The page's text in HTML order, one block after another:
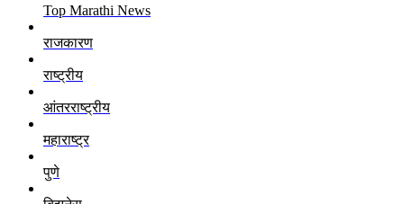
Top Marathi News
राजकारण
राष्ट्रीय
आंतरराष्ट्रीय
महाराष्ट्र
पुणे